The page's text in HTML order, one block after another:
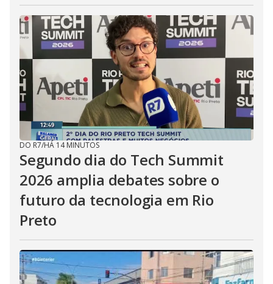
DO R7/HÁ 14 MINUTOS
Segundo dia do Tech Summit
2026 amplia debates sobre o
futuro da tecnologia em Rio
Preto